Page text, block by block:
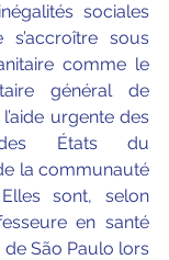
sociales
sous
comme le
général de
urgente des
des États du
la communauté
sont, selon
en santé
de São Paulo lors